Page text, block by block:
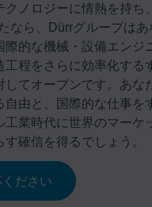
クノロジーに情熱を持ち
なら、Dürrグループは
際的な機械・設備エンジ
工程をさらに効率化する
してオープンです。あな
自由と、国際的な仕事を
工業時代に世界のマーケ
確信を得るでしょう。
ださい